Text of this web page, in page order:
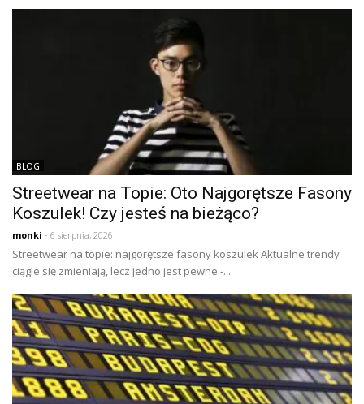
BLOG
Streetwear na Topie: Oto Najgorętsze Fasony
Koszulek! Czy jesteś na bieżąco?
monki - 6 sierpnia, 2026
Streetwear na topie: najgorętsze fasony koszulek Aktualne trendy
ciągle się zmieniają, lecz jedno jest pewne -...